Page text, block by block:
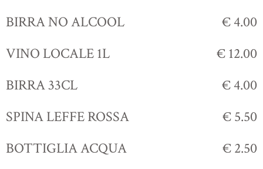
BIRRA NO ALCOOL
€ 4.00
VINO LOCALE 1L
€ 12.00
BIRRA 33CL
€ 4.00
SPINA LEFFE ROSSA
€ 5.50
BOTTIGLIA ACQUA
€ 2.50